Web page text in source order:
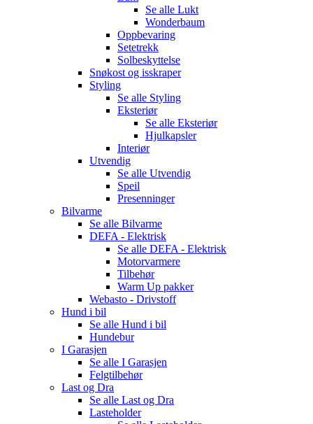
Se alle Lukt
Wonderbaum
Oppbevaring
Setetrekk
Solbeskyttelse
Snøkost og isskraper
Styling
Se alle Styling
Eksteriør
Se alle Eksteriør
Hjulkapsler
Interiør
Utvendig
Se alle Utvendig
Speil
Presenninger
Bilvarme
Se alle Bilvarme
DEFA - Elektrisk
Se alle DEFA - Elektrisk
Motorvarmere
Tilbehør
Warm Up pakker
Webasto - Drivstoff
Hund i bil
Se alle Hund i bil
Hundebur
I Garasjen
Se alle I Garasjen
Felgtilbehør
Last og Dra
Se alle Last og Dra
Lasteholder